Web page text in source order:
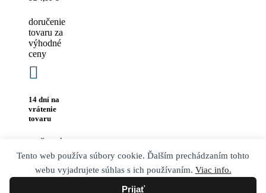
Tento web používa súbory cookie. Ďalším prechádzaním tohto
webu vyjadrujete súhlas s ich používaním. Viac info.
Prijať
doručenie
tovaru za
výhodné
ceny
14 dní na
vrátenie
tovaru
možnosť
vrátenia
tovaru do
14 dní od